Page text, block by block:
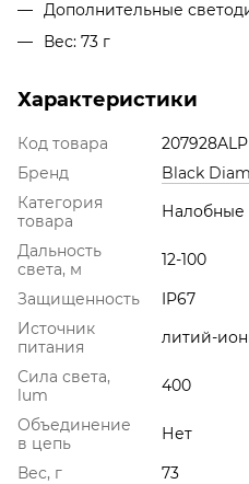
Дополнительные
Вес: 73 г
Характеристики
Код товара
207928ALP
Бренд
Black
Категория
товара
Налобные
Дальность
света, м
12-100
Защищенность
IP67
Источник
питания
литий-
Сила света,
lum
400
Объединение
в цепь
Нет
Вес, г
73